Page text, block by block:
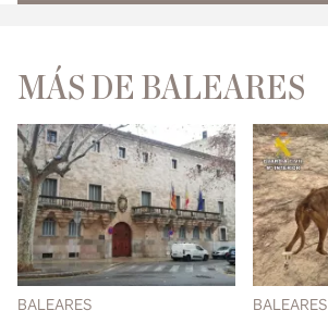
MÁS DE BALEARES
BALEARES BALEARES